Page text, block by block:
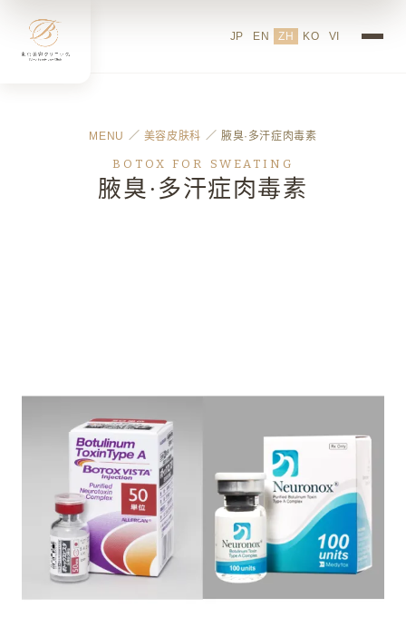
JP EN ZH KO VI
MENU ／ 美容皮肤科 ／ 腋臭·多汗症肉毒素
BOTOX FOR SWEATING
腋臭·多汗症肉毒素